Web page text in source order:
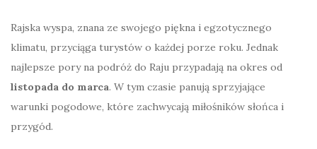
Rajska wyspa, znana ze swojego piękna i egzotycznego
klimatu, przyciąga turystów o każdej porze roku. Jednak
najlepsze pory na podróż do Raju przypadają na okres od
listopada do marca. W tym czasie panują sprzyjające
warunki pogodowe, które zachwycają miłośników słońca i
przygód.